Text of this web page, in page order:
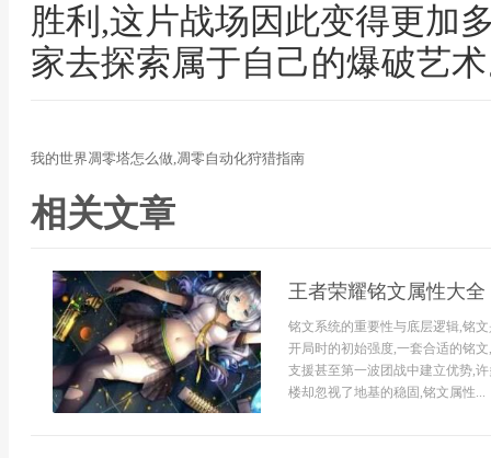
胜利,这片战场因此变得更加
家去探索属于自己的爆破艺
我的世界凋零塔怎么做,凋零自动化狩猎指南
相关文章
王者荣耀铭文属性大
铭文系统的重要性与底层逻辑,铭
开局时的初始强度,一套合适的铭
支援甚至第一波团战中建立优势,
楼却忽视了地基的稳固,铭文属性...